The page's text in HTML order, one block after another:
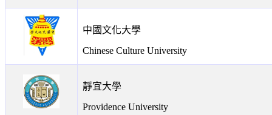
中國文化大學
Chinese Culture University
靜宜大學
Providence University